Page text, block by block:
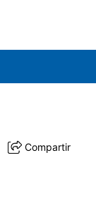
Compartir